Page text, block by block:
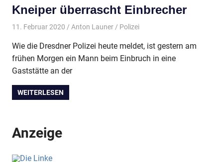
Kneiper überrascht Einbrecher
11. Februar 2020 Anton Launer Polizei
Wie die Dresdner Polizei heute meldet, ist gestern am
frühen Morgen ein Mann beim Einbruch in eine
Gaststätte an der
WEITERLESEN
Anzeige